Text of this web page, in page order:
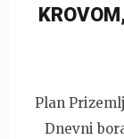
Plan
Dnevni